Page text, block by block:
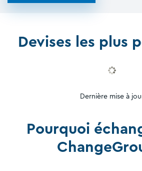
Devises les plus
Dernière mise à
Pourquoi